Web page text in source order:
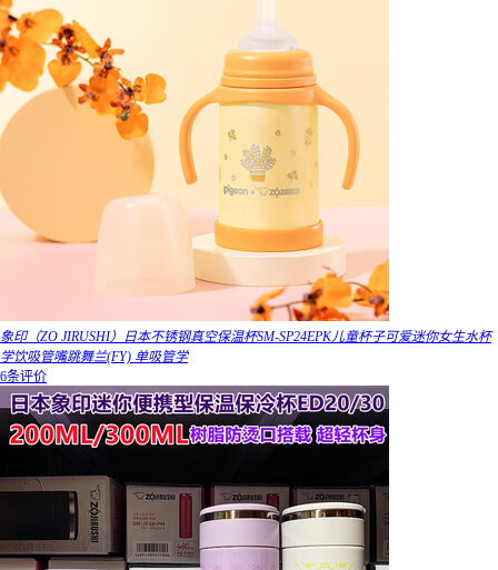
象印（ZO JIRUSHI）日本不锈钢真空保温杯SM-SP24EPK儿童杯子可爱迷你女生水杯
学饮吸管嘴跳舞兰(FY) 单吸管学
6条评价